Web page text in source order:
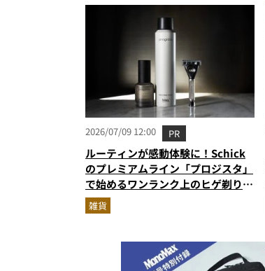
2026/07/09 12:00 PR
ルーティンが感動体験に！Schick
のプレミアムライン「プロジスタ」
で始めるワンランク上のヒゲ剃り習
慣
雑貨